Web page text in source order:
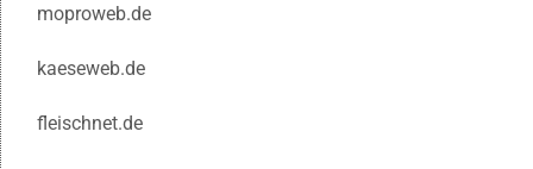
moproweb.de
kaeseweb.de
fleischnet.de